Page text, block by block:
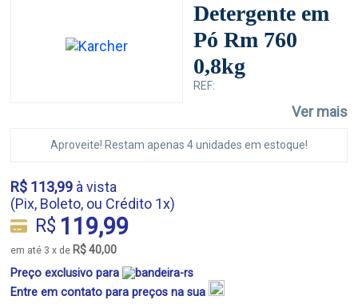
Detergente em
Pó Rm 760
0,8kg
REF:
Ver mais
Aproveite! Restam apenas 4 unidades em estoque!
R$ 113,99 à vista
(Pix, Boleto, ou Crédito 1x)
R$ 119,99
em até 3 x de R$ 40,00
Preço exclusivo para
Entre em contato para preços na sua